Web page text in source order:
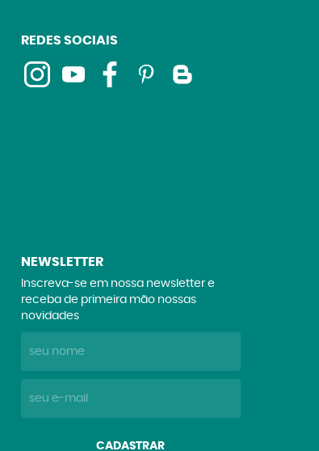
REDES SOCIAIS
NEWSLETTER
Inscreva-se em nossa newsletter e
receba de primeira mão nossas
novidades
CADASTRAR